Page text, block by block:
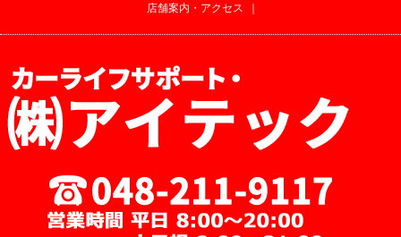
店舗案内・アクセス
｜